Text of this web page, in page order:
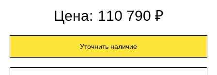
Цена: 110 790 ₽
Уточнить наличие